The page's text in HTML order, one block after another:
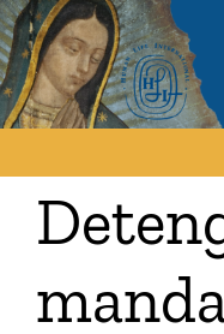
Skip
to
content
Inicio
Conócenos